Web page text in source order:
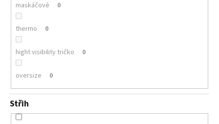
maskáčové 0
thermo 0
hight visibility tričko 0
oversize 0
Střih